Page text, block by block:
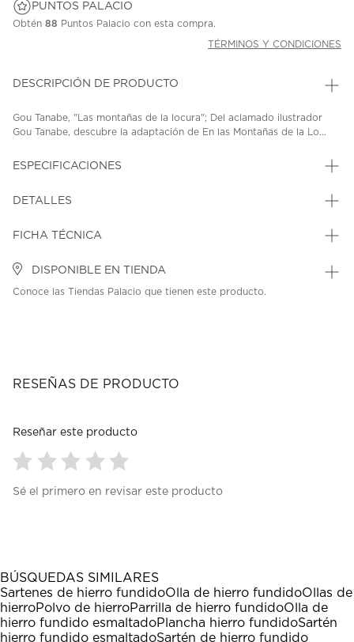
PUNTOS PALACIO
Obtén 88 Puntos Palacio con esta compra.
TÉRMINOS Y CONDICIONES
DESCRIPCIÓN DE PRODUCTO
Gou Tanabe, "Las montañas de la locura"; Del aclamado ilustrador
Gou Tanabe, descubre la adaptación de En las Montañas de la Lo...
ESPECIFICACIONES
DETALLES
FICHA TÉCNICA
DISPONIBLE EN TIENDA
Conoce las Tiendas Palacio que tienen este producto.
RESEÑAS DE PRODUCTO
Reseñar este producto
para
1
estrella
Esta
acción
abrirá
para
estrellas.
Esta
acción
abrirá
para
estrellas.
Esta
acción
abrirá
para
estrellas.
Esta
acción
abrirá
para
estrellas.
Esta
acción
abrirá
Sé el primero en revisar este producto
BÚSQUEDAS SIMILARES
Sartenes de hierro fundidoOlla de hierro fundidoOllas de
hierroPolvo de hierroParrilla de hierro fundidoOlla de
hierro fundido esmaltadoPlancha hierro fundidoSartén
hierro fundido esmaltadoSartén de hierro fundido